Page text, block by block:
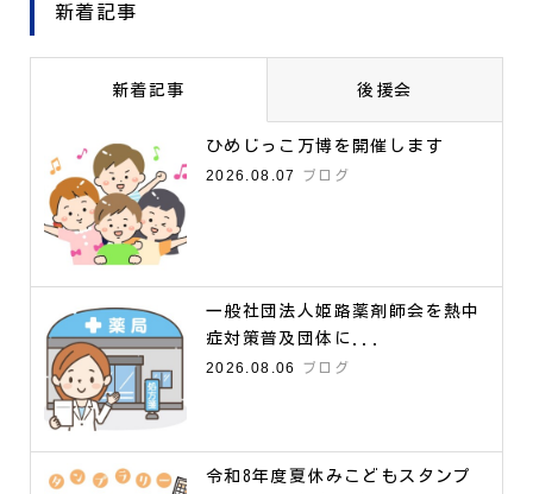
新着記事
新着記事 後援会
ひめじっこ万博を開催します
2026.08.07
ブログ
一般社団法人姫路薬剤師会を熱中
症対策普及団体に...
2026.08.06
ブログ
令和8年度夏休みこどもスタンプ